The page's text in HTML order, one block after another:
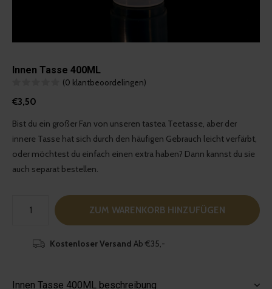
Innen Tasse 400ML
(0 klantbeoordelingen)
€3,50
Bist du ein großer Fan von unseren tastea Teetasse, aber der
innere Tasse hat sich durch den häufigen Gebrauch leicht verfärbt,
oder möchtest du einfach einen extra haben? Dann kannst du sie
auch separat bestellen.
ZUM WARENKORB HINZUFÜGEN
Kostenloser Versand Ab €35,-
Innen Tasse 400ML beschreibung